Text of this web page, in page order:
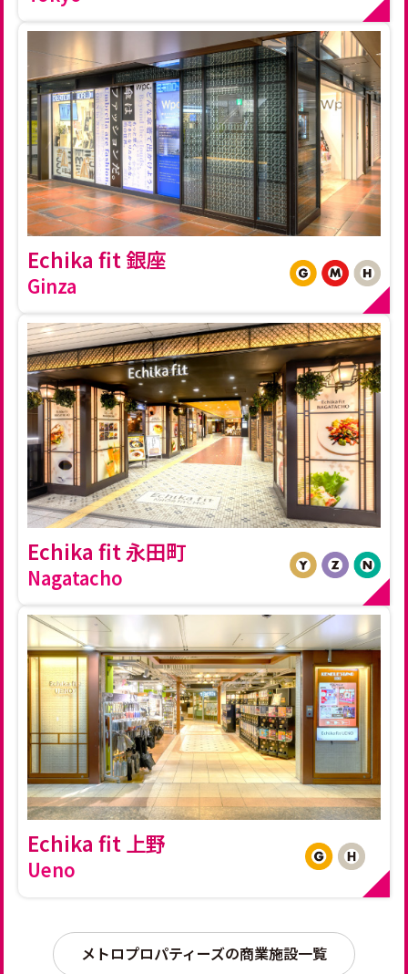
Echika fit 銀座
Ginza
Echika fit 永田町
Nagatacho
Echika fit 上野
Ueno
メトロプロパティーズの商業施設一覧